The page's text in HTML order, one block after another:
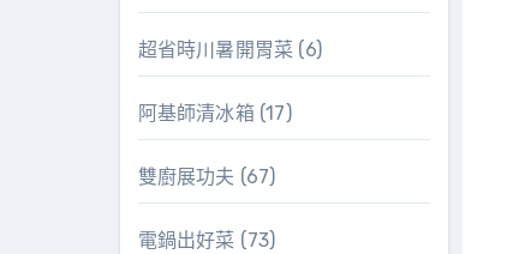
超省時川暑開胃菜 (6)
阿基師清冰箱(17)
雙廚展功夫 (67)
電鍋出好菜 (73)